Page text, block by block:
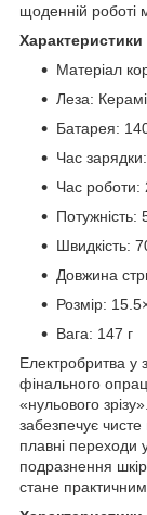
щоденній роботі
Матеріал
Леза:
Батарея:
Час
Час роботи:
Потужність:
Швидкість:
Довжина
Розмір:
Вага: 147 г
Електробритва у
фінального
«нульового
забезпечує
плавні переходи
подразнення
стане